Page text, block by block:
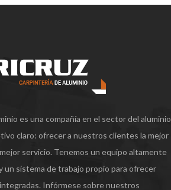
es una compañía en el sector del aluminio
claro: ofrecer a nuestros clientes la mejor
servicio. Tenemos un equipo altamente
un sistema de trabajo propio para ofrecer
Infórmese sobre nuestros